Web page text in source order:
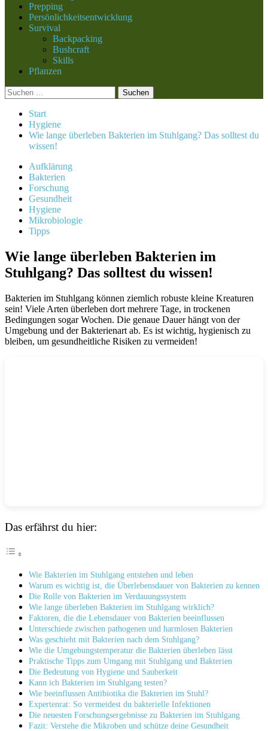
Prepping
Persönlichkeitsentwicklung
Survival
Backpacking
Bushcraft
Skills
Pflanzen
Suchen
nach:
Start
Hygiene
Wie lange überleben Bakterien im Stuhlgang? Das solltest du
wissen!
Aufklärung
Bakterien
Forschung
Gesundheit
Hygiene
Mikrobiologie
Tipps
Wie lange überleben Bakterien im
Stuhlgang? Das solltest du wissen!
Bakterien im Stuhlgang können ziemlich robuste kleine Kreaturen
sein! Viele Arten überleben dort mehrere Tage, in trockenen
Bedingungen sogar Wochen. Die genaue Dauer hängt von der
Umgebung und der Bakterienart ab. Es ist wichtig, hygienisch zu
bleiben, um gesundheitliche Risiken zu vermeiden!
Das erfährst du hier:
Wie Bakterien ‍im Stuhlgang entstehen und leben
Warum es wichtig⁤ ist, die Überlebensdauer von Bakterien zu kennen
Die Rolle von⁤ Bakterien im Verdauungssystem
Wie lange überleben Bakterien im Stuhlgang wirklich?
Faktoren, die die Lebensdauer von Bakterien beeinflussen
Unterschiede zwischen pathogenen und harmlosen Bakterien
Was geschieht mit Bakterien nach​ dem‍ Stuhlgang?
Wie die ‌Umgebungstemperatur die Bakterien überleben lässt
Praktische Tipps ‍zum Umgang ⁢mit Stuhlgang und Bakterien
Die‍ Bedeutung von Hygiene und Sauberkeit
Kann⁤ ich Bakterien im Stuhlgang testen?
Wie beeinflussen Antibiotika die Bakterien im Stuhl?
Expertenrat: So vermeidest du bakterielle Infektionen
Die neuesten⁢ Forschungsergebnisse zu Bakterien im Stuhlgang
Fazit: Verstehe die Mikroben und ​schütze deine Gesundheit